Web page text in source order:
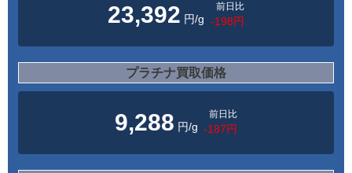
23,392 円/g
前日比
-198円
プラチナ買取価格
9,288 円/g
前日比
-187円